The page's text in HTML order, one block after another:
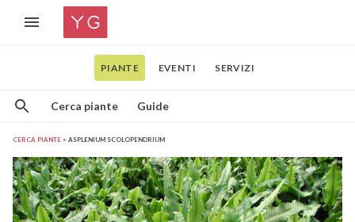
PIANTE EVENTI SERVIZI
Cerca piante Guide
CERCA PIANTE ASPLENIUM SCOLOPENDRIUM